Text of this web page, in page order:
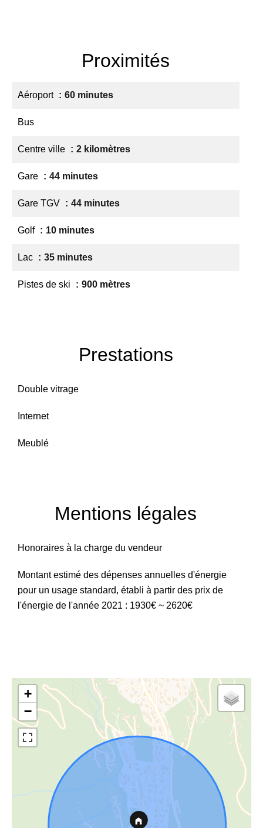
Proximités
Aéroport 60 minutes
Bus
Centre ville 2 kilomètres
Gare 44 minutes
Gare TGV 44 minutes
Golf 10 minutes
Lac 35 minutes
Pistes de ski 900 mètres
Prestations
Double vitrage
Internet
Meublé
Mentions légales
Honoraires à la charge du vendeur
Montant estimé des dépenses annuelles d'énergie
pour un usage standard, établi à partir des prix de
l'énergie de l'année 2021 : 1930€ ~ 2620€
+
−